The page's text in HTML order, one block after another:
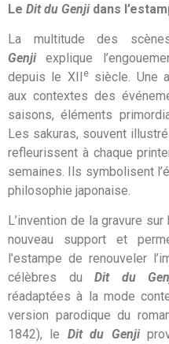
Le Dit du Genji dans
La multitude des
Genji explique
depuis le XII esiècle. Une
aux contextes des
saisons, éléments
Les sakuras, souvent
refleurissent à chaque
semaines. Ils symbolisent
philosophie japonaise.
L’invention de la gravure
nouveau support et
l’estampe de renouveler
célèbres duDit du
réadaptées à la mode
version parodique du
1842), le Dit du Genji